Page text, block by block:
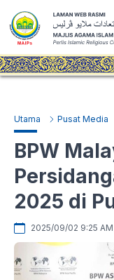
Utama Pusat Media
BPW
2025 di
2025/09/02 9:25 AM